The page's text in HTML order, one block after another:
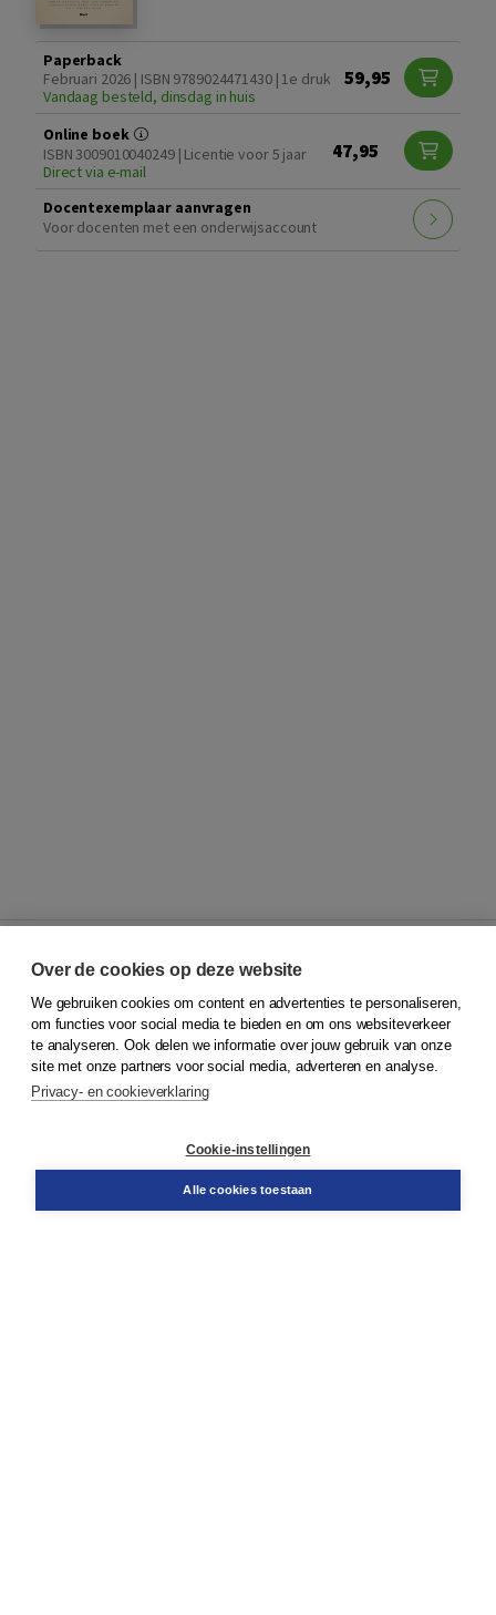
Paperback
Februari 2026 | ISBN 9789024471430 | 1e druk
Vandaag besteld, dinsdag in huis
59,95
Online boek
ISBN 3009010040249 | Licentie voor 5 jaar
Direct via e-mail
47,95
Docentexemplaar aanvragen
Voor docenten met een onderwijsaccount
© 2026Koninklijke Boom uitgevers
Klantenservice
Service & informatie
Contact
Over de cookies op deze website
We gebruiken cookies om content en advertenties te personaliseren,
om functies voor social media te bieden en om ons websiteverkeer
te analyseren. Ook delen we informatie over jouw gebruik van onze
site met onze partners voor social media, adverteren en analyse.
Privacy- en cookieverklaring
Cookie-instellingen
Alle cookies toestaan